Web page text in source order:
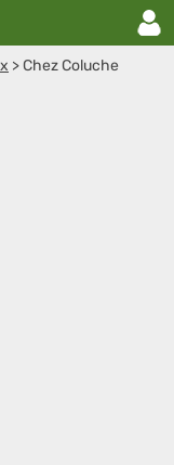
>Chez Coluche